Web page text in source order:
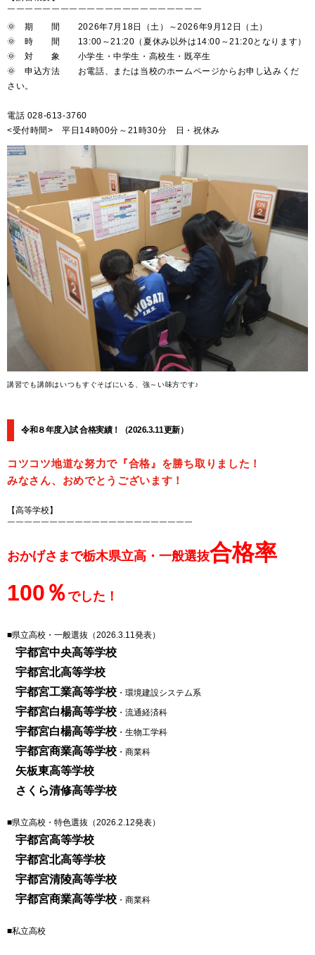
講習でも講師はいつもすぐそばにいる、強～い味方です♪
￣￣￣￣￣￣￣￣￣￣￣￣￣￣￣￣￣￣￣￣￣￣
🌞 期 間 2026年7月18日（土）～2026年9月12日（土）
🌞 時 間 13:00～21:20（夏休み以外は14:00～21:20となります）
🌞 対 象 小学生・中学生・高校生・既卒生
🌞 申込方法 お電話、または当校のホームページからお申し込みくだ
さい。
電話 028-613-3760
<受付時間> 平日14時00分～21時30分 日・祝休み
令和８年度入試 合格実績！（2026.3.11更新）
コツコツ地道な努力で『合格』を勝ち取りました！
みなさん、おめでとうございます！
【高等学校】
￣￣￣￣￣￣￣￣￣￣￣￣￣￣￣￣￣￣￣￣￣￣
おかげさまで栃木県立高・一般選抜合格率
100％ でした！
■県立高校・一般選抜（2026.3.11発表）
宇都宮中央高等学校
宇都宮北高等学校
宇都宮工業高等学校 ・環境建設システム系
宇都宮白楊高等学校 ・流通経済科
宇都宮白楊高等学校 ・生物工学科
宇都宮商業高等学校 ・商業科
矢板東高等学校
さくら清修高等学校
■県立高校・特色選抜（2026.2.12発表）
宇都宮高等学校
宇都宮北高等学校
宇都宮清陵高等学校
宇都宮商業高等学校 ・商業科
■私立高校